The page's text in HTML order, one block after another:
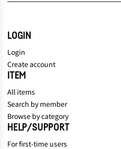
LOGIN
Login
Create account
ITEM
All items
Search by member
Browse by category
HELP/SUPPORT
For first-time users